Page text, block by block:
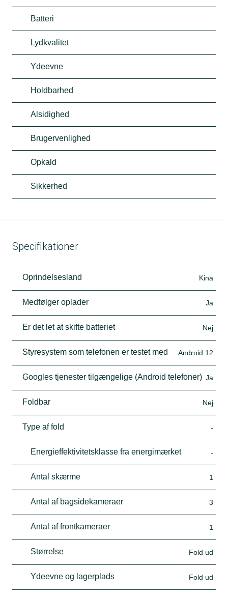
Batteri
Lydkvalitet
Ydeevne
Holdbarhed
Alsidighed
Brugervenlighed
Opkald
Sikkerhed
Specifikationer
Oprindelsesland Kina
Medfølger oplader Ja
Er det let at skifte batteriet Nej
Styresystem som telefonen er testet med Android 12
Googles tjenester tilgængelige (Android telefoner) Ja
Foldbar Nej
Type af fold -
Energieffektivitetsklasse fra energimærket -
Antal skærme 1
Antal af bagsidekameraer 3
Antal af frontkameraer 1
Størrelse Fold ud
Ydeevne og lagerplads Fold ud